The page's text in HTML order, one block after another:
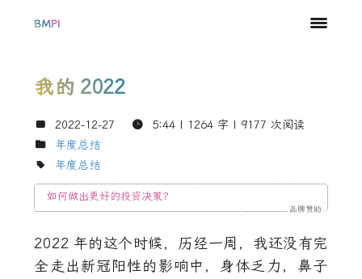
BMPI
我的 2022
2022-12-27 5:44 | 1264 字 | 9177 次阅读
年度总结
年度总结
如何做出更好的投资决策？
品牌赞助
2022 年的这个时候，历经一周，我还没有完
全走出新冠阳性的影响中，身体乏力，鼻子